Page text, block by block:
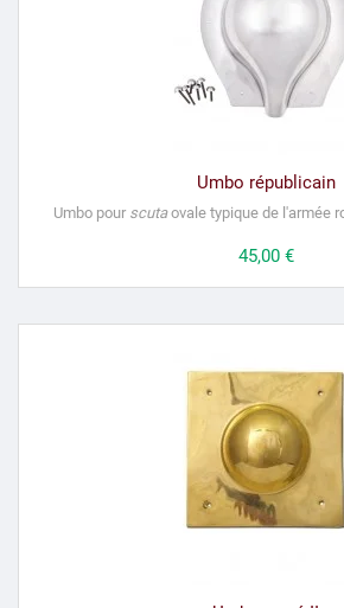
Umbo républicain
Umbo pour scutaovale typique de l'armée
Prix
45,00 €